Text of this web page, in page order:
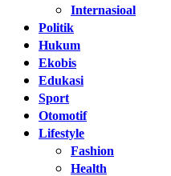
Internasioal
Politik
Hukum
Ekobis
Edukasi
Sport
Otomotif
Lifestyle
Fashion
Health